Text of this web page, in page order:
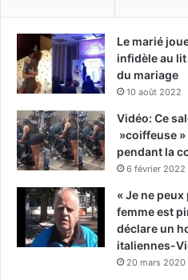
Le marié
infidèle au
du mariage
10 août 2022
Vidéo: Ce
»coiffeuse
pendant la
6 février 2022
« Je ne
femme est
déclare un
italiennes-
20 mars 2020